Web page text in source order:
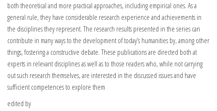
both theoretical and more practical approaches, including empirical ones. As a
general rule, they have considerable research experience and achievements in
the disciplines they represent. The research results presented in the series can
contribute in many ways to the development of today’s humanities by, among other
things, fostering a constructive debate. These publications are directed both at
experts in relevant disciplines as well as to those readers who, while not carrying
out such research themselves, are interested in the discussed issues and have
sufficient competences to explore them
edited by